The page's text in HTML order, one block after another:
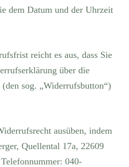
dem Datum und der Uhrzeit
reicht es aus, dass Sie
über die
sog. „Widerrufsbutton“)
ausüben, indem
Quellental 17a, 22609
040-